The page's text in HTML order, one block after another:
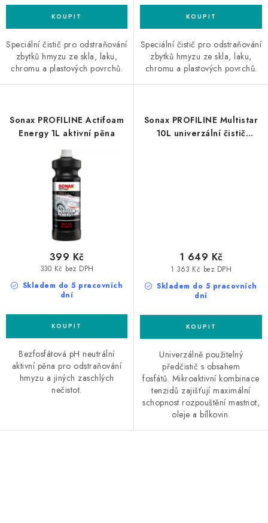
Speciální čistič pro odstraňování
zbytků hmyzu ze skla, laku,
chromu a plastových povrchů.
Speciální čistič pro odstraňování
zbytků hmyzu ze skla, laku,
chromu a plastových povrchů.
Sonax PROFILINE Actifoam
Energy 1L aktivní pěna
Skladem do 5 pracovních
dní
330 Kč bez DPH
399 Kč
Bezfosfátová pH neutrální
aktivní pěna pro odstraňování
hmyzu a jiných zaschlých
nečistot.
Sonax PROFILINE Multistar
10L univerzální čistič
Skladem do 5 pracovních
dní
1 363 Kč bez DPH
1 649 Kč
Univerzálně použitelný
předčistič s obsahem
fosfátů. Mikroaktivní kombinace
tenzidů zajišťují maximální
schopnost rozpouštění mastnot,
oleje a bílkovin.